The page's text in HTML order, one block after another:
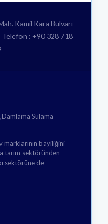
Kamil Kara Bulvarı
: +90 328 718
Sulama
bayiliğini
tarım sektöründen
sektörüne de